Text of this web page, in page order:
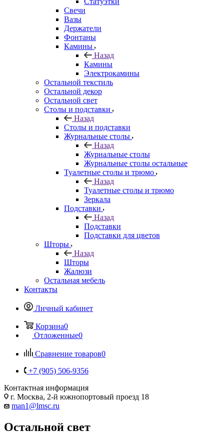
Свечи
Вазы
Держатели
Фонтаны
Камины
Назад
Камины
Электрокамины
Остальной текстиль
Остальной декор
Остальной свет
Столы и подставки
Назад
Столы и подставки
Журнальные столы
Назад
Журнальные столы
Журнальные столы остальные
Туалетные столы и трюмо
Назад
Туалетные столы и трюмо
Зеркала
Подставки
Назад
Подставки
Подставки для цветов
Шторы
Назад
Шторы
Жалюзи
Остальная мебель
Контакты
Личный кабинет
Корзина0
Отложенные0
Сравнение товаров0
+7 (905) 506-9356
Контактная информация
г. Москва, 2-й южнопортовый проезд 18
man1@lmsc.ru
Остальной свет